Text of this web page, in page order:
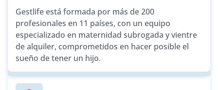
Gestlife está formada por más de 200
profesionales en 11 países, con un equipo
especializado en maternidad subrogada y vientre
de alquiler, comprometidos en hacer posible el
sueño de tener un hijo.